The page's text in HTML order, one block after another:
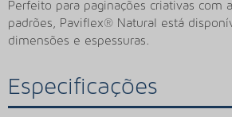
Perfeito para paginações criativas com
padrões, Paviflex® Natural está
dimensões e espessuras.
Especificações